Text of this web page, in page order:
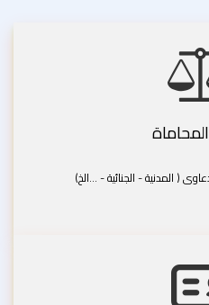
( المدنية - الجنائية - ...الخ)